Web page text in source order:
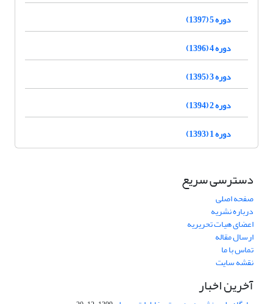
دوره 5 (1397)
دوره 4 (1396)
دوره 3 (1395)
دوره 2 (1394)
دوره 1 (1393)
دسترسی سریع
صفحه اصلی
درباره نشریه
اعضای هیات تحریریه
ارسال مقاله
تماس با ما
نقشه سایت
آخرین اخبار